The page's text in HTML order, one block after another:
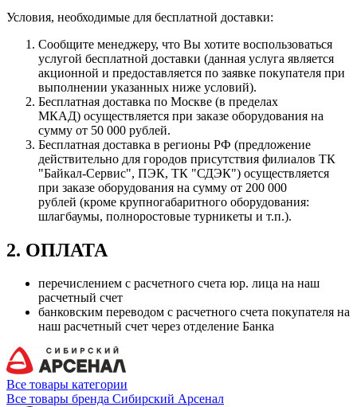
Условия, необходимые для бесплатной доставки:
Сообщите менеджеру, что Вы хотите воспользоваться
услугой бесплатной доставки (данная услуга является
акционной и предоставляется по заявке покупателя при
выполнении указанных ниже условий).
Бесплатная доставка по Москве (в пределах
МКАД) осуществляется при заказе оборудования на
сумму от 50 000 рублей.
Бесплатная доставка в регионы РФ (предложение
действительно для городов присутствия филиалов ТК
"Байкал-Сервис", ПЭК, ТК "СДЭК") осуществляется
при заказе оборудования на сумму от 200 000
рублей (кроме крупногабаритного оборудования:
шлагбаумы, полноростовые турникеты и т.п.).
2. ОПЛАТА
перечислением с расчетного счета юр. лица на наш
расчетный счет
банковским переводом с расчетного счета покупателя на
наш расчетный счет через отделение Банка
Все товары категории
Все товары бренда Сибирский Арсенал